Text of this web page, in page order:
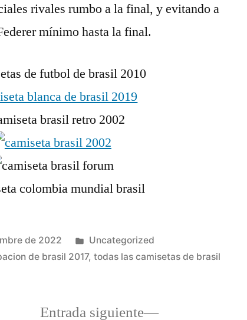
rivales rumbo a la final, y evitando a
mínimo hasta la final.
de 2022
Publicado
en
Uncategorized
de brasil 2017,todas las camisetas de brasil
Entrada siguiente Entrada